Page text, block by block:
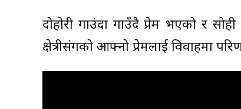
दोहोरी गाउंदा गाउँदै प्रेम भएको र
क्षेत्रीसंगको आफ्नो प्रेमलाई विवाहमा